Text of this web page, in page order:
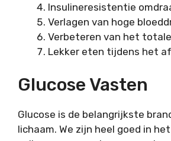
Insulineresistentie
Verlagen van hoge
Verbeteren van het
Lekker eten tijdens het
Glucose Vasten
Glucose is de belangrijkste
lichaam. We zijn heel goed in